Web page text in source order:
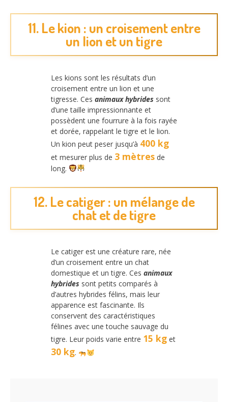
11. Le kion : un croisement entre
un lion et un tigre
Les kions sont les résultats d’un
croisement entre un lion et une
tigresse. Ces animaux hybrides sont
d’une taille impressionnante et
possèdent une fourrure à la fois rayée
et dorée, rappelant le tigre et le lion.
Un kion peut peser jusqu’à 400 kg
et mesurer plus de 3 mètres de
long.
12. Le catiger : un mélange de
chat et de tigre
Le catiger est une créature rare, née
d’un croisement entre un chat
domestique et un tigre. Ces animaux
hybrides sont petits comparés à
d’autres hybrides félins, mais leur
apparence est fascinante. Ils
conservent des caractéristiques
félines avec une touche sauvage du
tigre. Leur poids varie entre 15 kg et
30 kg.